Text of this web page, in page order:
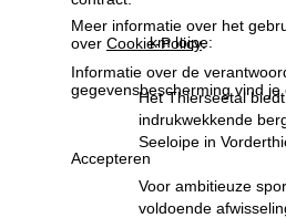
Meer informatie over het
over Cookie-Policy.
Informatie over de
gegevensbescherming vind je
Accepteren
t
p
a
km loipe:
Het Thierseetal
indrukwekkende
Seeloipe in
Voor ambitieuze
voldoende